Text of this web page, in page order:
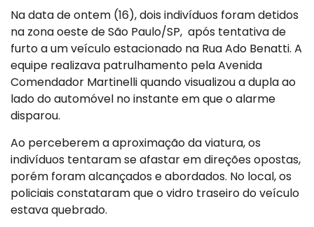
Na data de ontem (16), dois indivíduos foram detidos
na zona oeste de São Paulo/SP, após tentativa de
furto a um veículo estacionado na Rua Ado Benatti. A
equipe realizava patrulhamento pela Avenida
Comendador Martinelli quando visualizou a dupla ao
lado do automóvel no instante em que o alarme
disparou.
Ao perceberem a aproximação da viatura, os
indivíduos tentaram se afastar em direções opostas,
porém foram alcançados e abordados. No local, os
policiais constataram que o vidro traseiro do veículo
estava quebrado.